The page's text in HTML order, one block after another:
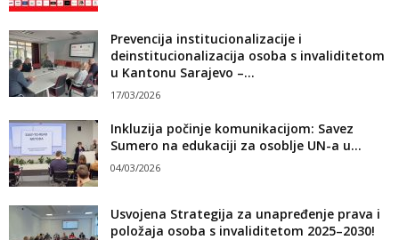
Prevencija institucionalizacije i
deinstitucionalizacija osoba s invaliditetom
u Kantonu Sarajevo –...
17/03/2026
Inkluzija počinje komunikacijom: Savez
Sumero na edukaciji za osoblje UN-a u...
04/03/2026
Usvojena Strategija za unapređenje prava i
položaja osoba s invaliditetom 2025–2030!